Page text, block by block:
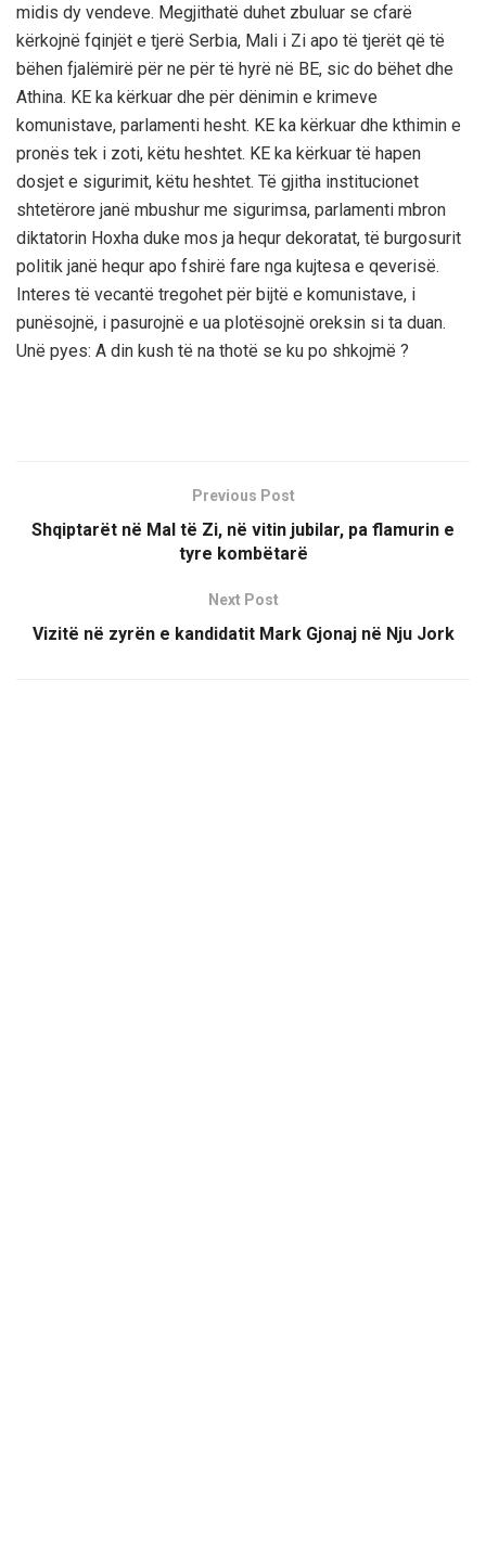
midis dy vendeve. Megjithatë duhet zbuluar se cfarë
kërkojnë fqinjët e tjerë Serbia, Mali i Zi apo të tjerët që të
bëhen fjalëmirë për ne për të hyrë në BE, sic do bëhet dhe
Athina. KE ka kërkuar dhe për dënimin e krimeve
komunistave, parlamenti hesht. KE ka kërkuar dhe kthimin e
pronës tek i zoti, këtu heshtet. KE ka kërkuar të hapen
dosjet e sigurimit, këtu heshtet. Të gjitha institucionet
shtetërore janë mbushur me sigurimsa, parlamenti mbron
diktatorin Hoxha duke mos ja hequr dekoratat, të burgosurit
politik janë hequr apo fshirë fare nga kujtesa e qeverisë.
Interes të vecantë tregohet për bijtë e komunistave, i
punësojnë, i pasurojnë e ua plotësojnë oreksin si ta duan.
Unë pyes: A din kush të na thotë se ku po shkojmë ?
Previous Post
Shqiptarët në Mal të Zi, në vitin jubilar, pa flamurin e
tyre kombëtarë
Next Post
Vizitë në zyrën e kandidatit Mark Gjonaj në Nju Jork